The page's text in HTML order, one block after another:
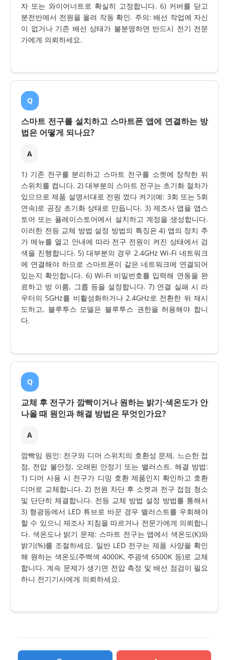
자 또는 와이어너트로 확실히 고정합니다. 6) 커버를 닫고
분전반에서 전원을 올려 작동 확인. 주의: 배선 작업에 자신
이 없거나 기존 배선 상태가 불분명하면 반드시 전기 전문
가에게 의뢰하세요.
Q
스마트 전구를 설치하고 스마트폰 앱에 연결하는 방
법은 어떻게 되나요?
A
1) 기존 전구를 분리하고 스마트 전구를 소켓에 장착한 뒤
스위치를 켭니다. 2) 대부분의 스마트 전구는 초기화 절차가
있으므로 제품 설명서대로 전원 껐다 켜기(예: 3회 또는 5회
연속)로 공장 초기화 상태로 만듭니다. 3) 제조사 앱을 앱스
토어 또는 플레이스토어에서 설치하고 계정을 생성합니다.
이러한 전등 교체 방법 설정 방법의 특징은 4) 앱의 장치 추
가 메뉴를 열고 안내에 따라 전구 전원이 켜진 상태에서 검
색을 진행합니다. 5) 대부분의 경우 2.4GHz Wi-Fi 네트워크
에 연결해야 하므로 스마트폰이 같은 네트워크에 연결되어
있는지 확인합니다. 6) Wi-Fi 비밀번호를 입력해 연동을 완
료하고 방 이름, 그룹 등을 설정합니다. 7) 연결 실패 시 라
우터의 5GHz를 비활성화하거나 2.4GHz로 전환한 뒤 재시
도하고, 블루투스 모델은 블루투스 권한을 허용해야 합니
다.
Q
교체 후 전구가 깜빡이거나 원하는 밝기·색온도가 안
나올 때 원인과 해결 방법은 무엇인가요?
A
깜빡임 원인: 전구와 디머 스위치의 호환성 문제, 느슨한 접
점, 전압 불안정, 오래된 안정기 또는 밸러스트. 해결 방법:
1) 디머 사용 시 전구가 디밍 호환 제품인지 확인하고 호환
디머로 교체합니다. 2) 전원 차단 후 소켓과 전구 접점 청소
및 단단히 체결합니다. 전등 교체 방법 설정 방법를 통해서
3) 형광등에서 LED 튜브로 바꾼 경우 밸러스트를 우회해야
할 수 있으니 제조사 지침을 따르거나 전문가에게 의뢰합니
다. 색온도나 밝기 문제: 스마트 전구는 앱에서 색온도(K)와
밝기(%)를 조절하세요. 일반 LED 전구는 제품 사양을 확인
해 원하는 색온도(주백색 4000K, 주광색 6500K 등)로 교체
합니다. 계속 문제가 생기면 전압 측정 및 배선 점검이 필요
하니 전기기사에게 의뢰하세요.